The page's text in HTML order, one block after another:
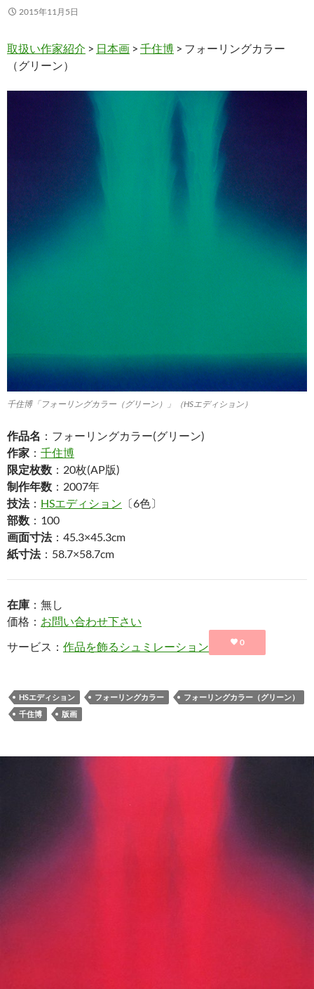
2015年11月5日
取扱い作家紹介 > 日本画 > 千住博 > フォーリングカラー
（グリーン）
千住博「フォーリングカラー（グリーン）」（HSエディション）
作品名 ：フォーリングカラー(グリーン)
作家 ： 千住博
限定枚数 ：20枚(AP版)
制作年数 ：2007年
技法： HSエディション 〔6色〕
部数 ：100
画面寸法：45.3×45.3cm
紙寸法：58.7×58.7cm
在庫 ：無し
価格： お問い合わせ下さい
サービス： 作品を飾るシュミレーション 0
HSエディション フォーリングカラー
フォーリングカラー（グリーン）
千住博
版画